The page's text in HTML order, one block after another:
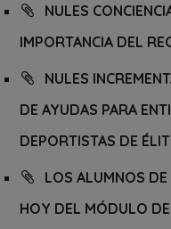
NULES
IMPORTANCIA DEL
NULES
DE AYUDAS PARA
DEPORTISTAS DE
LOS ALUMNOS DE
HOY DEL MÓDULO